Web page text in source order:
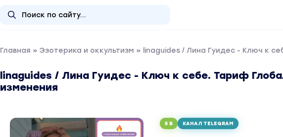
Главная » Эзотерика и оккультизм » linaguides / Лина Гуидес - Ключ к
linaguides / Лина Гуидес - Ключ к себе. Тариф
изменения
5 Б КАНАЛ TELEGRAM